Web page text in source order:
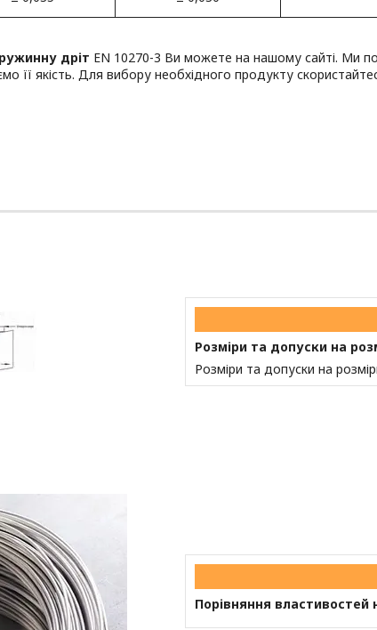
дріт EN 10270-3 Ви можете на нашому сайті. Ми
її якість. Для вибору необхідного продукту
Розміри та допуски на
Розміри та допуски на
Порівняння властивостей